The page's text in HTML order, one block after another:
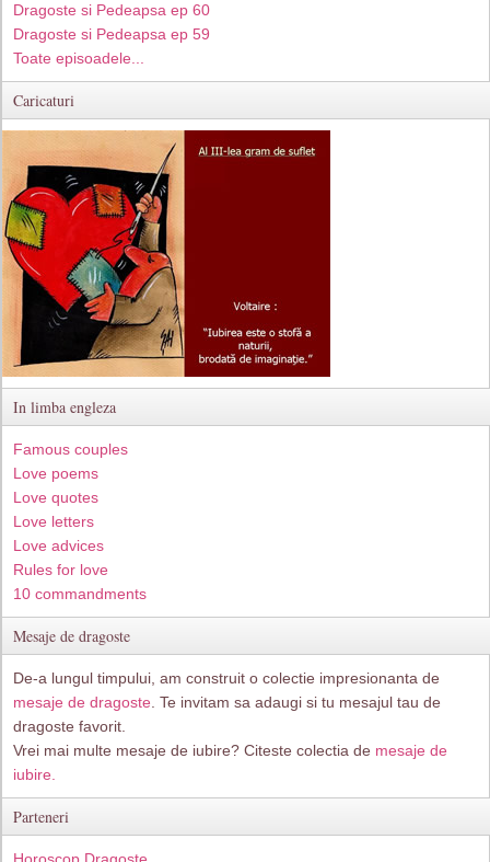
Dragoste si Pedeapsa ep 60
Dragoste si Pedeapsa ep 59
Toate episoadele...
Caricaturi
In limba engleza
Famous couples
Love poems
Love quotes
Love letters
Love advices
Rules for love
10 commandments
Mesaje de dragoste
De-a lungul timpului, am construit o colectie impresionanta de
mesaje de dragoste . Te invitam sa adaugi si tu mesajul tau de
dragoste favorit.
Vrei mai multe mesaje de iubire? Citeste colectia de mesaje de
iubire.
Parteneri